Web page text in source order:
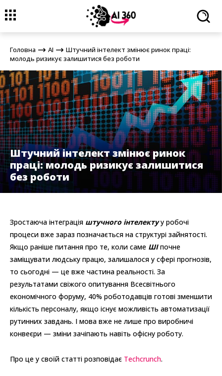
Головна
Штучний інтелект змінює ринок праці: молодь
ризикує залишитися без роботи
Головна AI
Штучний інтелект змінює ринок праці:
молодь ризикує залишитися без роботи
Штучний інтелект змінює ринок
праці: молодь ризикує залишитися
без роботи
Зростаюча інтеграція штучного інтелектуу робочі
процеси вже зараз позначається на структурі зайнятості.
Якщо раніше питання про те, коли саме ШІпочне
заміщувати людську працю, залишалося у сфері прогнозів,
то сьогодні — це вже частина реальності. За
результатами свіжого опитування Всесвітнього
економічного форуму, 40% роботодавців готові зменшити
кількість персоналу, якщо існує можливість автоматизації
рутинних завдань. І мова вже не лише про виробничі
конвеєри — зміни зачіпають навіть офісну роботу.
Про це у своїй статті розповідає Techcrunch.